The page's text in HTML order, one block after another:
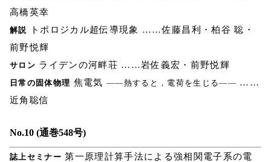
高橋英幸
解説
トポロジカル超伝導現象 ……佐藤昌利・柏谷 聡・
前野悦輝
サロン ライデンの河畔荘 ……岩佐義宏・前野悦輝
日常の固体物理 焦電気 ――熱すると，電荷を生じる―― ……
近角聡信
No.10 (通巻548号)
誌上セミナー 第一原理計算手法による強相関電子系の電